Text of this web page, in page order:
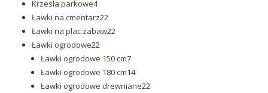
Krzesła parkowe44
produkty
Ławki na cmentarz2222
produkty
Ławki na plac zabaw2222
Ławki ogrodowe2222
produkty
Ławki ogrodowe 150 cm77
produktów
Ławki ogrodowe 180 cm1414
produktów
Ławki ogrodowe drewniane2222